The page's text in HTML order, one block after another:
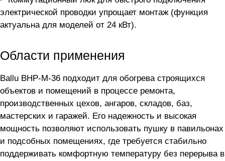
электрической проводки упрощает монтаж (функция
актуальна для моделей от 24 кВт).
Области применения
Ballu BHP-M-36 подходит для обогрева строящихся
объектов и помещений в процессе ремонта,
производственных цехов, ангаров, складов, баз,
мастерских и гаражей. Его надежность и высокая
мощность позволяют использовать пушку в павильонах
и подсобных помещениях, где требуется стабильно
поддерживать комфортную температуру без перерыва в